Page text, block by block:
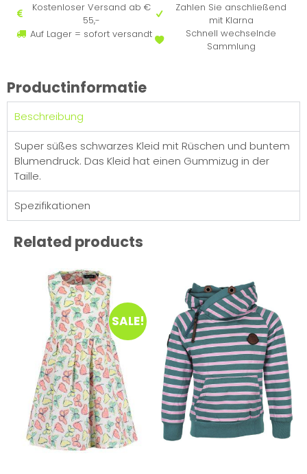
Kostenloser Versand ab €
55,-
Auf Lager = sofort versandt
Zahlen Sie anschließend
mit Klarna
Schnell wechselnde
Sammlung
Productinformatie
Beschreibung
Super süßes schwarzes Kleid mit Rüschen und buntem
Blumendruck. Das Kleid hat einen Gummizug in der
Taille.
Spezifikationen
Related products
SALE!